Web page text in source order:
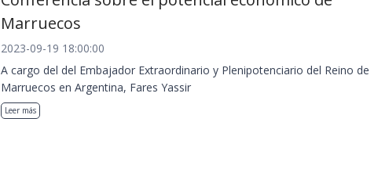
Marruecos
2023-09-19 18:00:00
A cargo del del Embajador Extraordinario y Plenipotenciario del Reino de
Marruecos en Argentina, Fares Yassir
Leer más